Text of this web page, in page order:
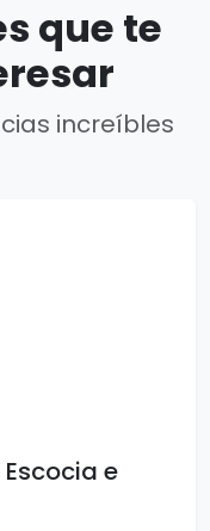
que te
increíbles
e